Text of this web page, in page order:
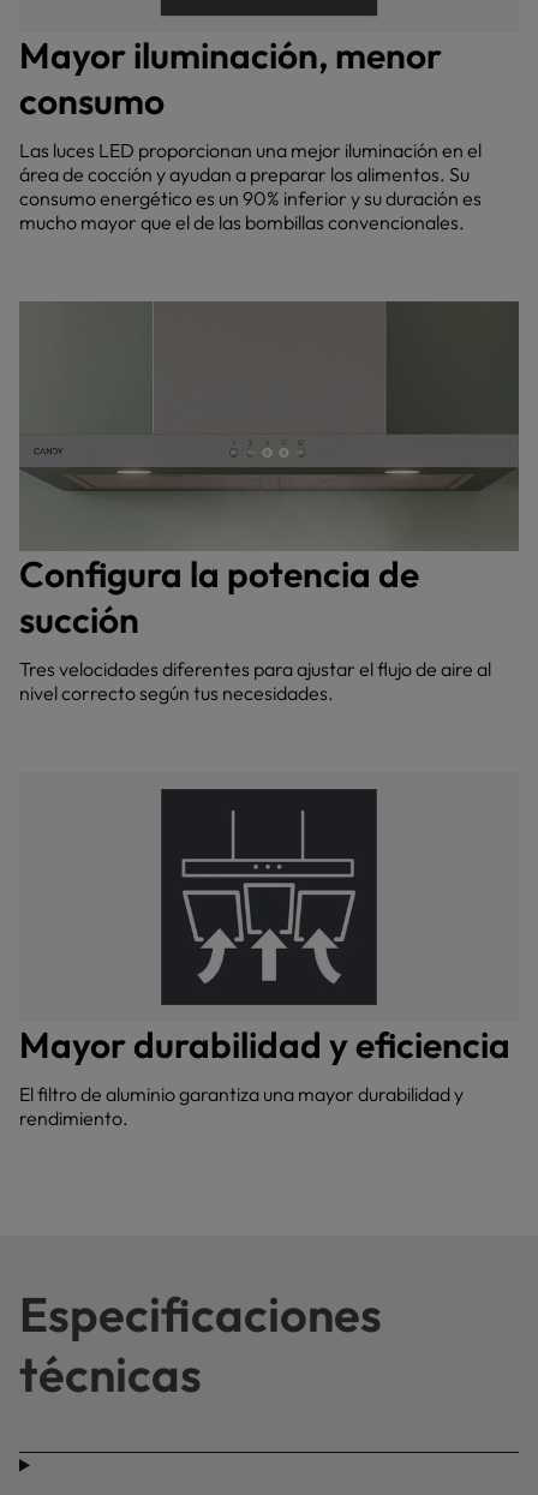
Mayor iluminación, menor
consumo
Las luces LED proporcionan una mejor iluminación en el
área de cocción y ayudan a preparar los alimentos. Su
consumo energético es un 90% inferior y su duración es
mucho mayor que el de las bombillas convencionales.
Configura la potencia de
succión
Tres velocidades diferentes para ajustar el flujo de aire al
nivel correcto según tus necesidades.
Mayor durabilidad y eficiencia
El filtro de aluminio garantiza una mayor durabilidad y
rendimiento.
Especificaciones
técnicas